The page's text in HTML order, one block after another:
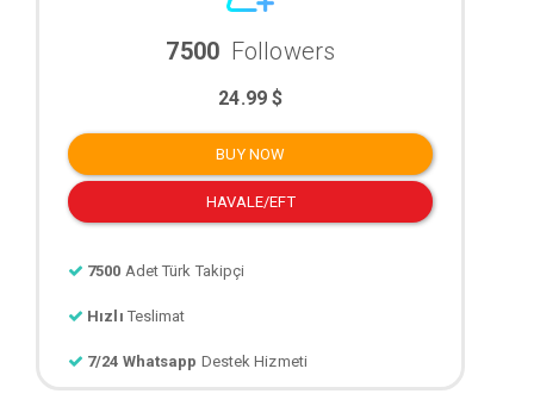
7500 Followers
24.99 $
BUY NOW
HAVALE/EFT
7500 Adet Türk Takipçi
Hızlı Teslimat
7/24 Whatsapp Destek Hizmeti